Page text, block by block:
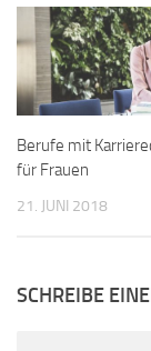
Berufe mit
für Frauen
21. JUNI 2018
SCHREIBE